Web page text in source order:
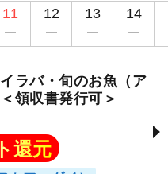
11 12 13 14
ラバ・旬のお魚（ア
領収書発行可＞
還元